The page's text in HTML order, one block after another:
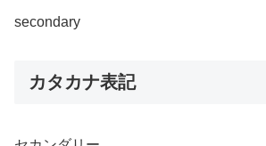
secondary
カタカナ表記